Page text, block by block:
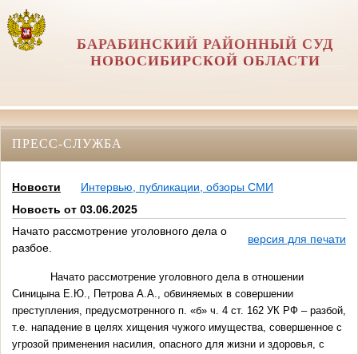
БАРАБИНСКИЙ РАЙОННЫЙ СУД
НОВОСИБИРСКОЙ ОБЛАСТИ
ПРЕСС-СЛУЖБА
Новости
Интервью, публикации, обзоры СМИ
Новость от 03.06.2025
Начато рассмотрение уголовного дела о
разбое.
версия для печати
Начато рассмотрение уголовного дела в отношении
Синицына Е.Ю., Петрова А.А., обвиняемых в совершении
преступления, предусмотренного п. «б» ч. 4 ст. 162 УК РФ – разбой,
т.е. нападение в целях хищения чужого имущества, совершенное с
угрозой применения насилия, опасного для жизни и здоровья, с